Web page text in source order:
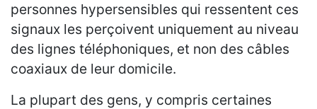
personnes hypersensibles qui ressentent ces
signaux les perçoivent uniquement au niveau
des lignes téléphoniques, et non des câbles
coaxiaux de leur domicile.
La plupart des gens, y compris certaines